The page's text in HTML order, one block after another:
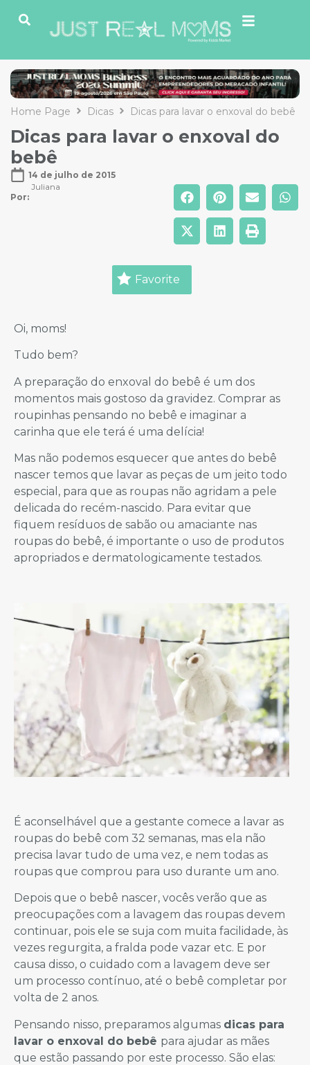
Home Page Dicas Dicas para lavar o enxoval do bebê
Dicas para lavar o enxoval do
bebê
14 de julho de 2015
Por:
Juliana
Favorite
Oi, moms!
Tudo bem?
A preparação do enxoval do bebê é um dos
momentos mais gostoso da gravidez. Comprar as
roupinhas pensando no bebê e imaginar a
carinha que ele terá é uma delícia!
Mas não podemos esquecer que antes do bebê
nascer temos que lavar as peças de um jeito todo
especial, para que as roupas não agridam a pele
delicada do recém-nascido. Para evitar que
fiquem resíduos de sabão ou amaciante nas
roupas do bebê, é importante o uso de produtos
apropriados e dermatologicamente testados.
É aconselhável que a gestante comece a lavar as
roupas do bebê com 32 semanas, mas ela não
precisa lavar tudo de uma vez, e nem todas as
roupas que comprou para uso durante um ano.
Depois que o bebê nascer, vocês verão que as
preocupações com a lavagem das roupas devem
continuar, pois ele se suja com muita facilidade, às
vezes regurgita, a fralda pode vazar etc. E por
causa disso, o cuidado com a lavagem deve ser
um processo contínuo, até o bebê completar por
volta de 2 anos.
Pensando nisso, preparamos algumas dicas para
lavar o enxoval do bebê para ajudar as mães
que estão passando por este processo. São elas: